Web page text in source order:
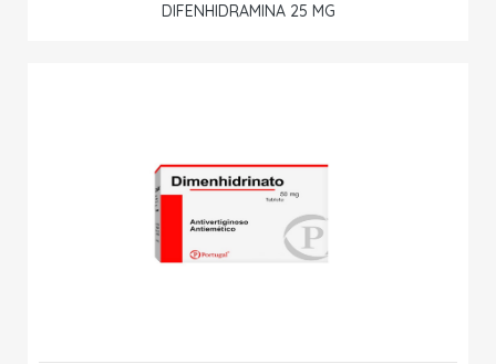
DIFENHIDRAMINA 25 MG